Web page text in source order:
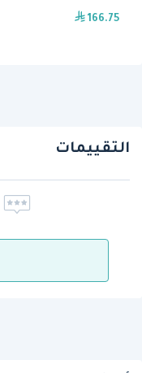
166.75
التقييمات